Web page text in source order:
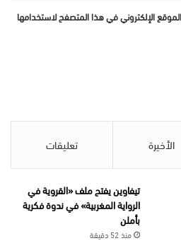
الإلكتروني في هذا المتصفح لاستخدامها
الأخيرة تعليقات
تيفاوين يفتح ملف «القروية في
الرواية المغربية» في ندوة فكرية
بأملن
منذ 52 دقيقة